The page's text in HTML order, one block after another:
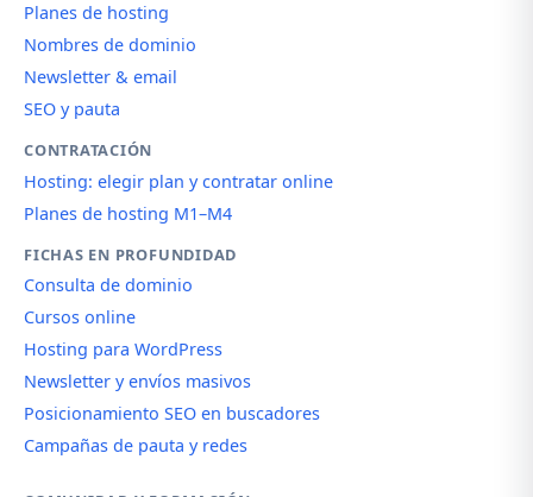
Planes de hosting
Nombres de dominio
Newsletter & email
SEO y pauta
CONTRATACIÓN
Hosting: elegir plan y contratar online
Planes de hosting M1–M4
FICHAS EN PROFUNDIDAD
Consulta de dominio
Cursos online
Hosting para WordPress
Newsletter y envíos masivos
Posicionamiento SEO en buscadores
Campañas de pauta y redes